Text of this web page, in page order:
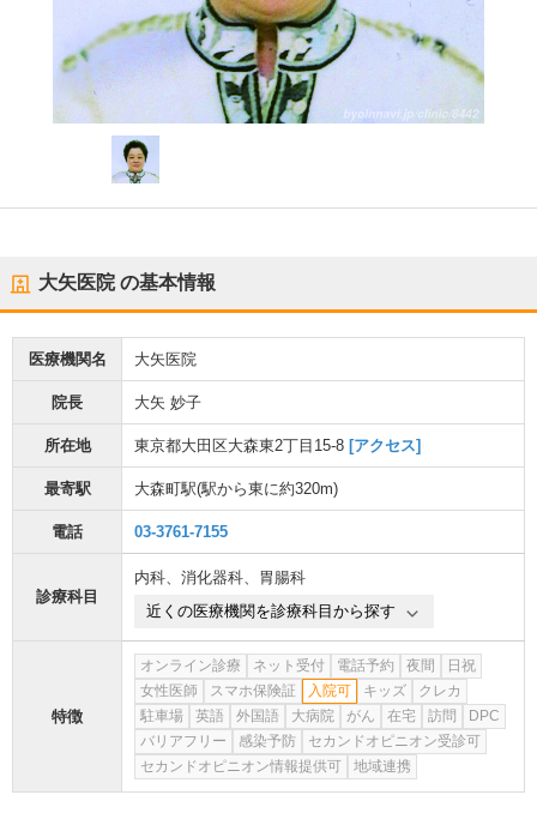
大矢医院の基本情報
医療機関名 大矢医院
院長 大矢 妙子
所在地 東京都大田区大森東2丁目15-8 [アクセス]
最寄駅 大森町駅(駅から東に約320m)
電話 03-3761-7155
診療科目
内科、 消化器科、 胃腸科
近くの医療機関を診療科目から探す
特徴
オンライン診療 ネット受付 電話予約 夜間
日祝
女性医師
スマホ保険証 入院可 キッズ
クレカ
駐車場
英語 外国語 大病院 がん 在宅 訪問
DPC
バリアフリー
感染予防
セカンドオピニオン受診可
セカンドオピニオン情報提供可
地域連携